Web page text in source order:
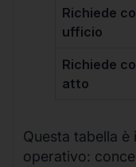
Richiede
ufficio
Richiede
atto
Questa tabella
operativo: